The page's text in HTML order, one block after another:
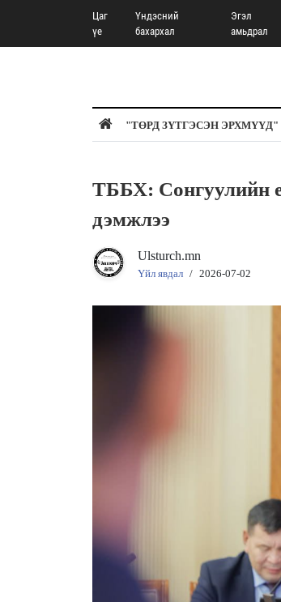
Цаг
үе
Үндэсний
бахархал
Эгэл
амьдрал
"ТӨРД ЗҮТГЭСЭН
ТББХ: Сонгуулийн
дэмжлээ
Ulsturch.mn
Үйл явдал / 2026-07-02